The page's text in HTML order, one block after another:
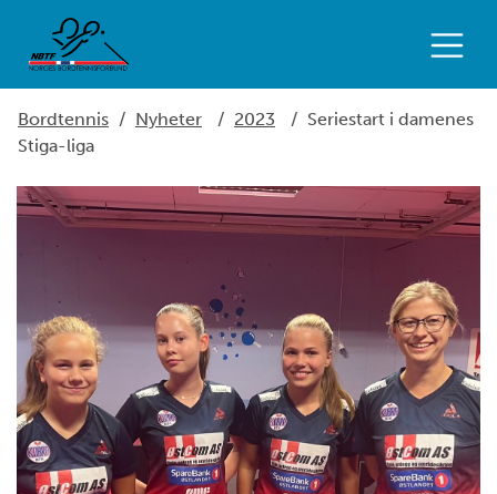
Bordtennis / Nyheter / 2023 / Seriestart i damenes
Stiga-liga